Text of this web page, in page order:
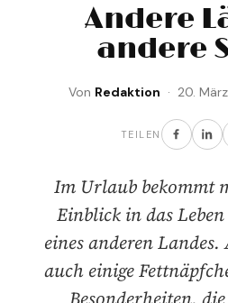
Andere
andere
Von Redaktion · 20.
TEILEN
Im Urlaub bekommt
Einblick in das
eines anderen
auch einige